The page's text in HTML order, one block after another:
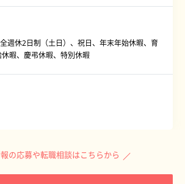
週休2日制（土日）、祝日、年末年始休暇、育
暇、慶弔休暇、特別休暇
の応募や転職相談はこちらから